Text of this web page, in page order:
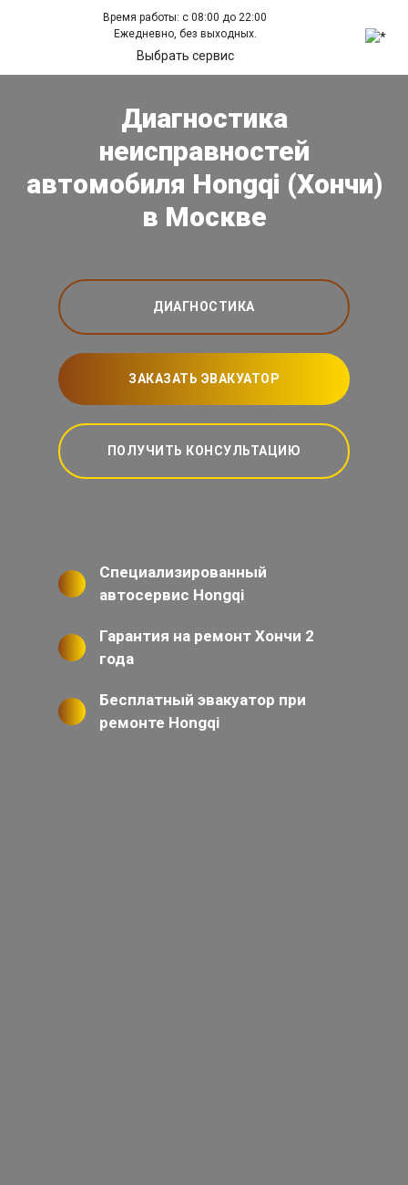
Время работы: с 08:00 до 22:00
Ежедневно, без выходных.
Выбрать сервис
Диагностика
неисправностей
автомобиля Hongqi (Хончи)
в Москве
ДИАГНОСТИКА
ЗАКАЗАТЬ ЭВАКУАТОР
ПОЛУЧИТЬ КОНСУЛЬТАЦИЮ
Специализированный
автосервис Hongqi
Гарантия на ремонт Хончи 2
года
Бесплатный эвакуатор при
ремонте Hongqi